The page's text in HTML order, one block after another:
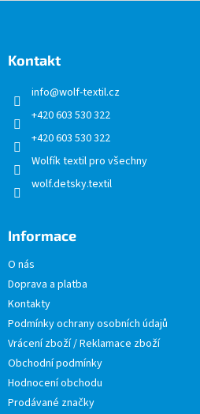
Kontakt
info@wolf-textil.cz
+420 603 530 322
+420 603 530 322
Wolfík textil pro všechny
wolf.detsky.textil
Informace
O nás
Doprava a platba
Kontakty
Podmínky ochrany osobních údajů
Vrácení zboží / Reklamace zboží
Obchodní podmínky
Hodnocení obchodu
Prodávané značky